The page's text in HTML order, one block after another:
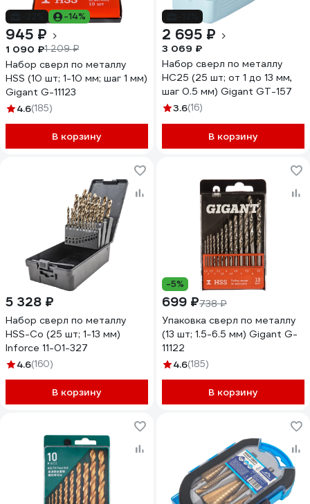
-14%
945 ₽
1 090 ₽1 209 ₽
Набор сверл по металлу
HSS (10 шт; 1-10 мм; шаг 1 мм)
Gigant G-11123
4.6(185)
В корзину
2 695 ₽
3 069 ₽
Набор сверл по металлу
НС25 (25 шт; от 1 до 13 мм,
шаг 0.5 мм) Gigant GT-157
3.6(16)
В корзину
5 328 ₽
Набор сверл по металлу
HSS-Co (25 шт; 1-13 мм)
Inforce 11-01-327
4.6(160)
В корзину
-5%
699 ₽738 ₽
Упаковка сверл по металлу
(13 шт; 1.5-6.5 мм) Gigant G-
11122
4.6(185)
В корзину